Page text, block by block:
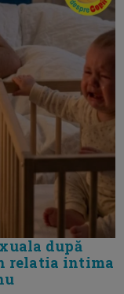
după
relatia intima